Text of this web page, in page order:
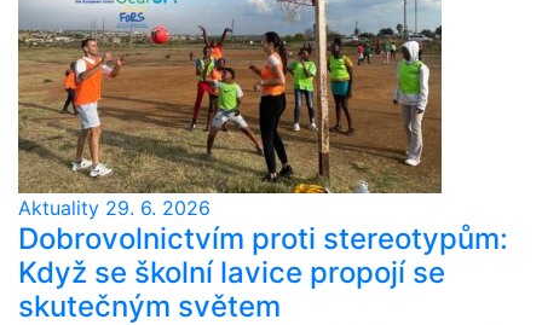
Aktuality 29. 6. 2026
Dobrovolnictvím proti stereotypům:
Když se školní lavice propojí se
skutečným světem